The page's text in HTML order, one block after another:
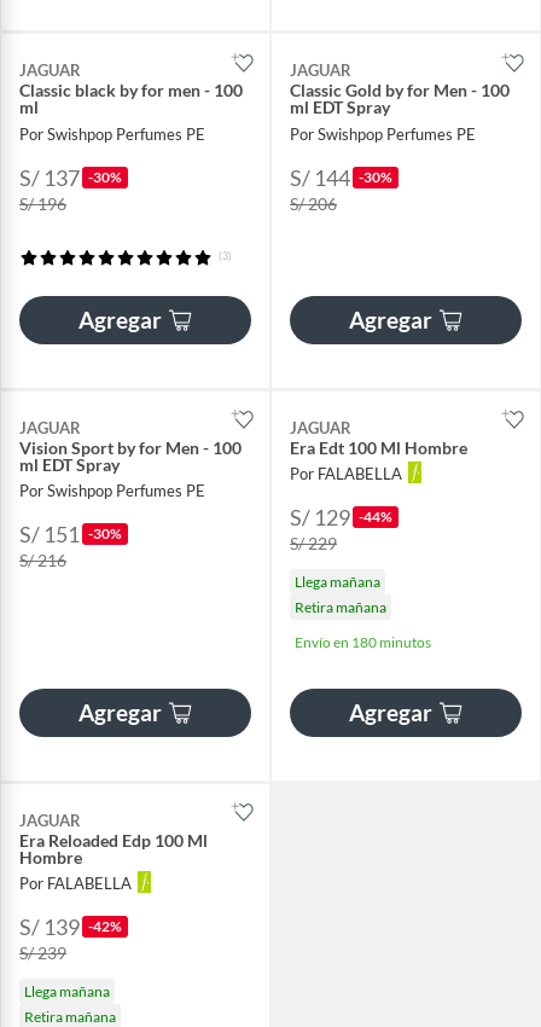
JAGUAR
Classic black by for men - 100
ml
Por Swishpop Perfumes PE
S/ 137 -30%
S/ 196
(3)
Agregar
JAGUAR
Classic Gold by for Men - 100
ml EDT Spray
Por Swishpop Perfumes PE
S/ 144 -30%
S/ 206
Agregar
JAGUAR
Vision Sport by for Men - 100
ml EDT Spray
Por Swishpop Perfumes PE
S/ 151 -30%
S/ 216
Agregar
JAGUAR
Era Edt 100 Ml Hombre
Por FALABELLA
S/ 129 -44%
S/ 229
Llega mañana
Retira mañana
Envío en 180 minutos
Agregar
JAGUAR
Era Reloaded Edp 100 Ml
Hombre
Por FALABELLA
S/ 139 -42%
S/ 239
Llega mañana
Retira mañana